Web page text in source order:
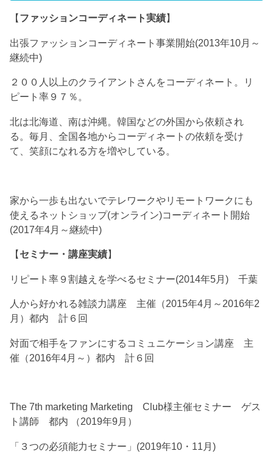
【 ファッションコーディネート実績】
出張ファッションコーディネート事業開始(2013年10月～
継続中)
２００人以上のクライアントさんをコーディネート。リ
ピート率９７％。
北は北海道、南は沖縄。韓国などの外国から依頼され
る。毎月、全国各地からコーディネートの依頼を受け
て、笑顔になれる方を増やしている。
家から一歩も出ないでテレワークやリモートワークにも
使えるネットショップ(オンライン)コーディネート開始
(2017年4月～継続中)
【セミナー・講座実績】
リピート率９割越えを学べるセミナー(2014年5月) 千葉
人から好かれる雑談力講座 主催（2015年4月～2016年2
月）都内 計６回
対面で相手をファンにするコミュニケーション講座 主
催（2016年4月～）都内 計６回
The 7th marketing Marketing Club様主催セミナー ゲス
ト講師 都内 （2019年9月）
「３つの必須能力セミナー」(2019年10・11月)